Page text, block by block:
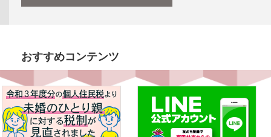
おすすめコンテンツ